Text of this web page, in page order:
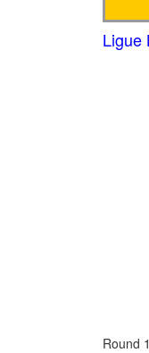
Ligue
Round